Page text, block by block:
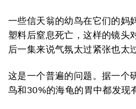
一些信天翁的幼鸟在它们的妈
塑料后窒息死亡，这样的镜头
后一集来说气氛太过紧张也太
这是一个普遍的问题。据一个
鸟和30%的海龟的胃中都发现